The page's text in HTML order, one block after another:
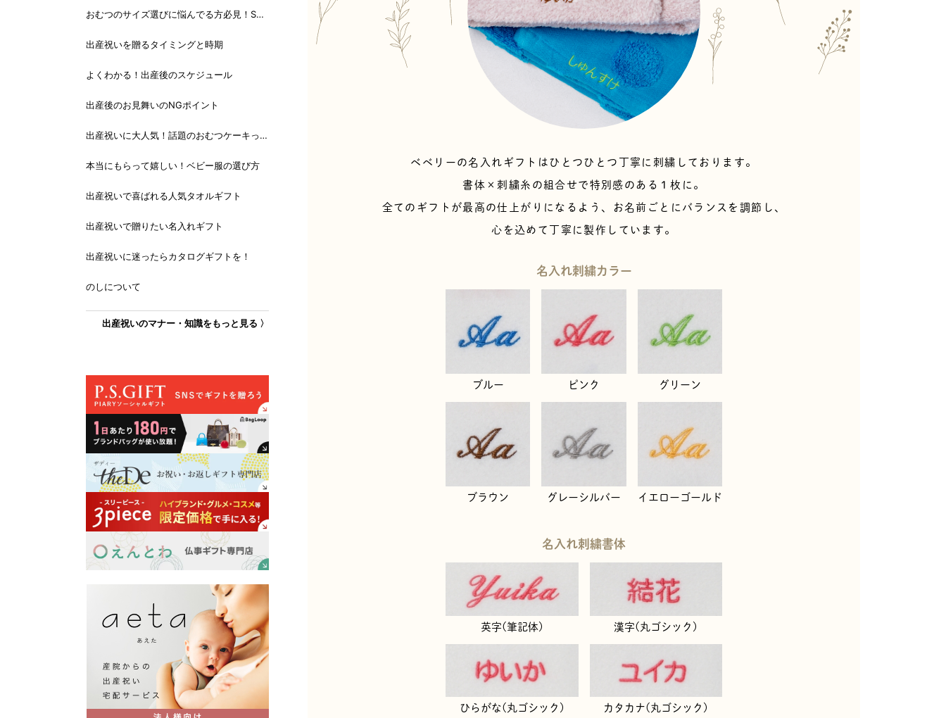
ベベリーの名入れギフトは ひとつひとつ丁寧に刺繍しております。
書体×刺繍糸の組合せで特別感のある１枚に。
全てのギフトが最高の仕上がりになるよう、 お名前ごとにバランスを調節し、
心を込めて丁寧に製作しています。
名入れ刺繍カラー
ブルー ピンク グリーン
ブラウン グレーシルバー イエローゴールド
名入れ刺繍書体
英字(筆記体) 漢字(丸ゴシック)
ひらがな(丸ゴシック) カタカナ(丸ゴシック)
おむつのサイズ選びに悩んでる方必見！Sサ
出産祝いを贈るタイミングと時期
よくわかる！出産後のスケジュール
出産後のお見舞いのNGポイント
出産祝いに大人気！話題のおむつケーキっ
本当にもらって嬉しい！ベビー服の選び方
出産祝いで喜ばれる人気タオルギフト
出産祝いで贈りたい名入れギフト
出産祝いに迷ったらカタログギフトを！
のしについて
出産祝いのマナー・知識をもっと見る 〉